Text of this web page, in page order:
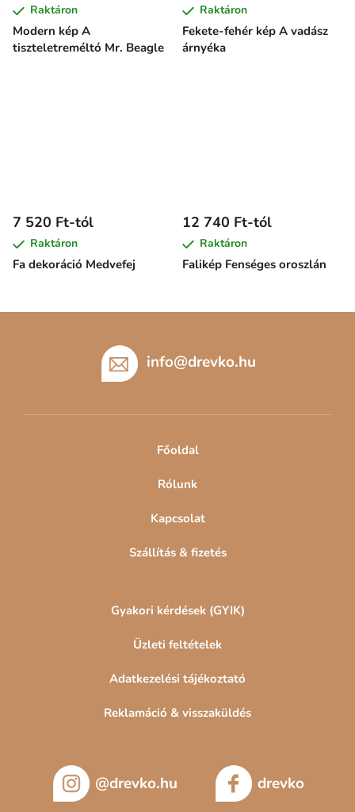
Modern kép A
tiszteletreméltó Mr. Beagle
Raktáron
Fekete-fehér kép A vadász
árnyéka
Raktáron
Fa dekoráció Medvefej
7 520 Ft-tól
Raktáron
Falikép Fenséges oroszlán
12 740 Ft-tól
Raktáron
info@drevko.hu
Főoldal
Rólunk
Kapcsolat
Szállítás & fizetés
Gyakori kérdések (GYIK)
Üzleti feltételek
Adatkezelési tájékoztató
Reklamáció & visszaküldés
@drevko.hu drevko